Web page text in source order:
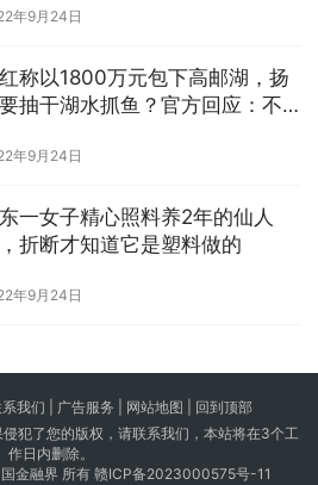
年9月24日
称以1800万元包下高邮湖，扬
抽干湖水抓鱼？官方回应：不
年9月24日
一女子精心照料养2年的仙人
折断才知道它是塑料做的
年9月24日
我们 | 广告服务 | 网站地图 | 回到顶部
犯了您的版权，请联系我们，本站将在3个工
作日内删除。
金融界 所有 赣ICP备2023000575号-11